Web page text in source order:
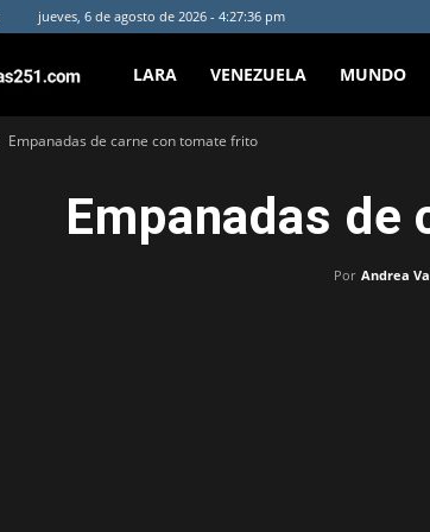
jueves, 6 de agosto de 2026 - 4:27:36 pm
Noticias251
LARA VENEZUELA MUNDO
Empanadas de carne con tomate frito
Empanadas
Por Andrea